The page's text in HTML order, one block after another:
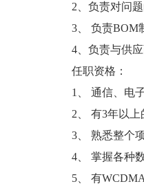
2、负责对问题
3、 负责BOM制
4、负责与供应
任职资格：
1、 通信、电子
2、 有3年以上
3、 熟悉整个项
4、 掌握各种数
5、 有WCDMA